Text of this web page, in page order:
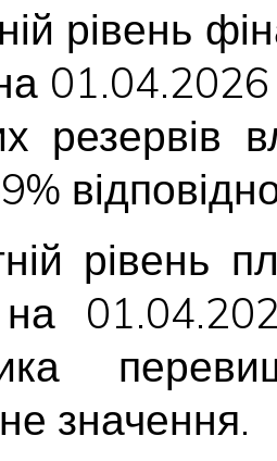
рівень
01.04.2026
резервів
рівень
значення.